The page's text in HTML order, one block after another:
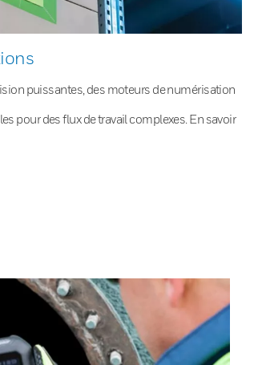
puissantes, des moteurs de numérisation
pour des flux de travail complexes. En savoir